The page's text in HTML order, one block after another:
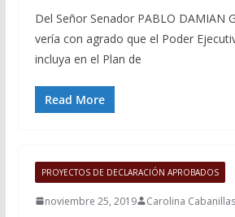
Del Señor Senador PABLO DAMIAN
vería con agrado que el Poder
incluya en el Plan de
Read More
PROYECTOS DE DECLARACIÓN APROBADOS
noviembre 25, 2019 Carolina Cabanillas